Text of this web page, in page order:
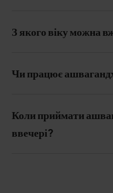
З якого віку можна
Чи працює
Коли приймати
ввечері?